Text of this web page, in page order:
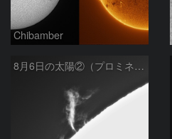
Chibamber
8月6日の太陽②（プロミネン北東縁 ）